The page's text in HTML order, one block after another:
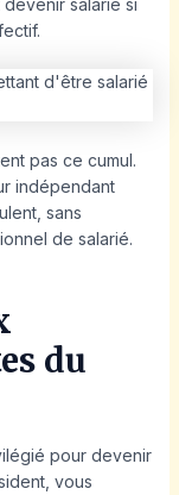
pas ce cumul.
indépendant
sans
de salarié.
du
pour devenir
vous